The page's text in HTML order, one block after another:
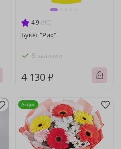
4.9 (90)
Букет "Рио"
В наличии
4 130 ₽
Акция